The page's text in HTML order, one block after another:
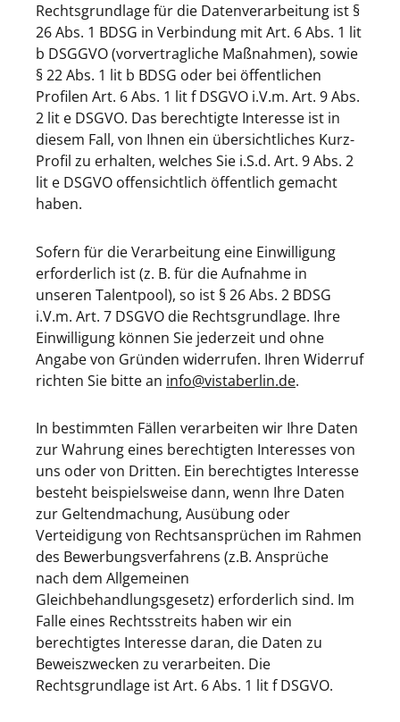
Rechtsgrundlage für die Datenverarbeitung ist §
26 Abs. 1 BDSG in Verbindung mit Art. 6 Abs. 1 lit
b DSGGVO (vorvertragliche Maßnahmen), sowie
§ 22 Abs. 1 lit b BDSG oder bei öffentlichen
Profilen Art. 6 Abs. 1 lit f DSGVO i.V.m. Art. 9 Abs.
2 lit e DSGVO. Das berechtigte Interesse ist in
diesem Fall, von Ihnen ein übersichtliches Kurz-
Profil zu erhalten, welches Sie i.S.d. Art. 9 Abs. 2
lit e DSGVO offensichtlich öffentlich gemacht
haben.
Sofern für die Verarbeitung eine Einwilligung
erforderlich ist (z. B. für die Aufnahme in
unseren Talentpool), so ist § 26 Abs. 2 BDSG
i.V.m. Art. 7 DSGVO die Rechtsgrundlage. Ihre
Einwilligung können Sie jederzeit und ohne
Angabe von Gründen widerrufen. Ihren Widerruf
richten Sie bitte an info@vistaberlin.de.
In bestimmten Fällen verarbeiten wir Ihre Daten
zur Wahrung eines berechtigten Interesses von
uns oder von Dritten. Ein berechtigtes Interesse
besteht beispielsweise dann, wenn Ihre Daten
zur Geltendmachung, Ausübung oder
Verteidigung von Rechtsansprüchen im Rahmen
des Bewerbungsverfahrens (z.B. Ansprüche
nach dem Allgemeinen
Gleichbehandlungsgesetz) erforderlich sind. Im
Falle eines Rechtsstreits haben wir ein
berechtigtes Interesse daran, die Daten zu
Beweiszwecken zu verarbeiten. Die
Rechtsgrundlage ist Art. 6 Abs. 1 lit f DSGVO.